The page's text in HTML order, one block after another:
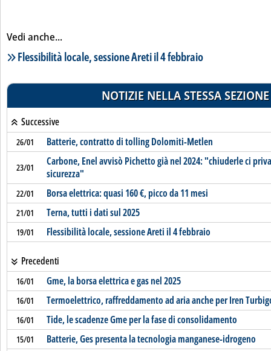
Vedi anche...
Lista notizie correlate
Flessibilità locale, sessione Areti il 4 febbraio
NOTIZIE NELLA STESSA SEZIONE
Successive
26/01 Batterie, contratto di tolling Dolomiti-Metlen
23/01
Carbone, Enel avvisò Pichetto già nel 2024: "chiuderle ci
sicurezza"
22/01 Borsa elettrica: quasi 160 €, picco da 11 mesi
21/01 Terna, tutti i dati sul 2025
19/01 Flessibilità locale, sessione Areti il 4 febbraio
Precedenti
16/01 Gme, la borsa elettrica e gas nel 2025
16/01 Termoelettrico, raffreddamento ad aria anche per Iren
16/01 Tide, le scadenze Gme per la fase di consolidamento
15/01 Batterie, Ges presenta la tecnologia manganese-idrogeno